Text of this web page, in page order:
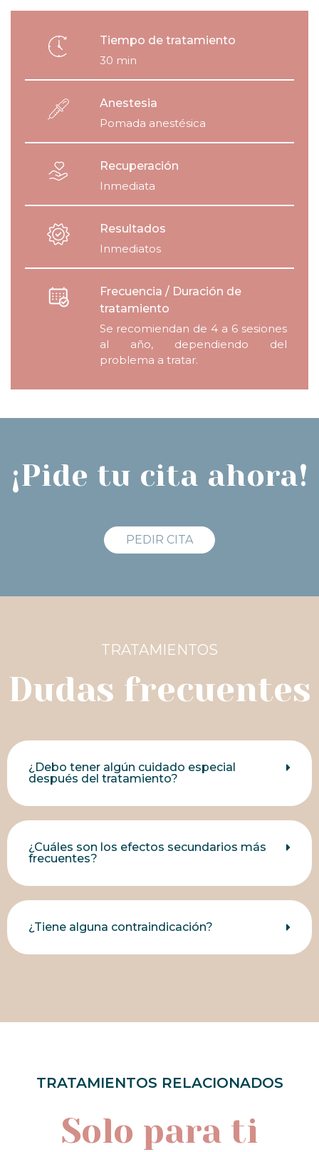
Tiempo de tratamiento
30 min
Anestesia
Pomada anestésica
Recuperación
Inmediata
Resultados
Inmediatos
Frecuencia / Duración de
tratamiento
Se recomiendan de 4 a 6 sesiones
al año, dependiendo del
problema a tratar.
¡Pide tu cita ahora!
PEDIR CITA
TRATAMIENTOS
Dudas frecuentes
¿Debo tener algún cuidado especial
después del tratamiento?
¿Cuáles son los efectos secundarios más
frecuentes?
¿Tiene alguna contraindicación?
TRATAMIENTOS RELACIONADOS
Solo para ti